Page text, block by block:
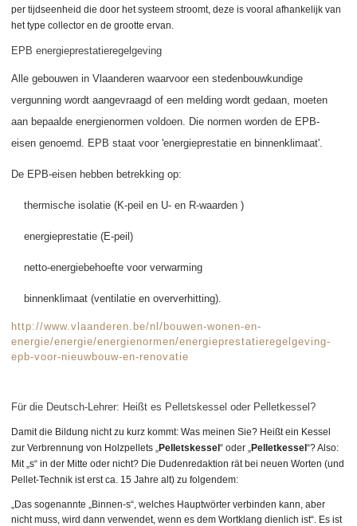
per tijdseenheid die door het systeem stroomt, deze is vooral afhankelijk van
het type collector en de grootte ervan.
EPB energieprestatieregelgeving
Alle gebouwen in Vlaanderen waarvoor een stedenbouwkundige
vergunning wordt aangevraagd of een melding wordt gedaan, moeten
aan bepaalde energienormen voldoen. Die normen worden de EPB-
eisen genoemd. EPB staat voor 'energieprestatie en binnenklimaat'.
De EPB-eisen hebben betrekking op:
thermische isolatie (K-peil en U- en R-waarden )
energieprestatie (E-peil)
netto-energiebehoefte voor verwarming
binnenklimaat (ventilatie en oververhitting).
http://www.vlaanderen.be/nl/bouwen-wonen-en-
energie/energie/energienormen/energieprestatieregelgeving-
epb-voor-nieuwbouw-en-renovatie
Für die Deutsch-Lehrer: Heißt es Pelletskessel oder Pelletkessel?
Damit die Bildung nicht zu kurz kommt: Was meinen Sie? Heißt ein Kessel
zur Verbrennung von Holzpellets „Pelletskessel“ oder „Pelletkessel“? Also:
Mit „s“ in der Mitte oder nicht? Die Dudenredaktion rät bei neuen Worten (und
Pellet-Technik ist erst ca. 15 Jahre alt) zu folgendem:
„Das sogenannte „Binnen-s“, welches Hauptwörter verbinden kann, aber
nicht muss, wird dann verwendet, wenn es dem Wortklang dienlich ist“. Es ist